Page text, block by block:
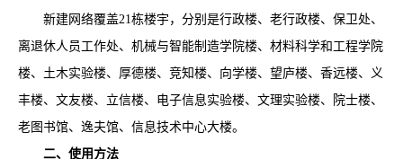
新建网络覆盖21栋楼宇，分别是行政楼、老行政楼、保卫处、
离退休人员工作处、机械与智能制造学院楼、材料科学和工程学院
楼、土木实验楼、厚德楼、竞知楼、向学楼、望庐楼、香远楼、义
丰楼、文友楼、立信楼、电子信息实验楼、文理实验楼、院士楼、
老图书馆、逸夫馆、信息技术中心大楼。
二、使用方法